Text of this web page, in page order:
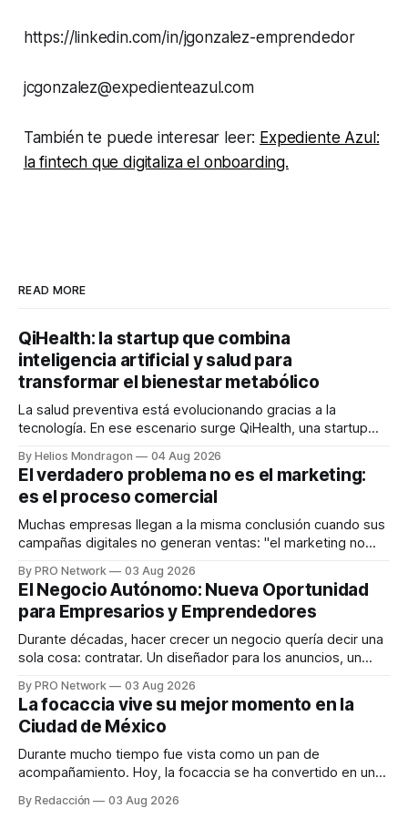
https://linkedin.com/in/jgonzalez-emprendedor
jcgonzalez@expedienteazul.com
También te puede interesar leer: Expediente Azul:
la fintech que digitaliza el onboarding.
READ MORE
QiHealth: la startup que combina
inteligencia artificial y salud para
transformar el bienestar metabólico
La salud preventiva está evolucionando gracias a la
tecnología. En ese escenario surge QiHealth, una startup
dispositivos inteligentes, inteligencia artificial y monitoreo
en tiempo real para ayudar a las personas a tomar mejores
decisiones sobre su salud metabólica. Su propuesta busca
responder
By Helios Mondragon 04 Aug 2026
El verdadero problema no es el marketing:
es el proceso comercial
Muchas empresas llegan a la misma conclusión cuando sus
campañas digitales no generan ventas: "el marketing no
INTERIUS, el problema suele estar en otro lugar. Durante
una entrevista para el podcast SER PRO, el especialista en
marketing digital explicó que
By PRO Network 03 Aug 2026
El Negocio Autónomo: Nueva Oportunidad
para Empresarios y Emprendedores
Durante décadas, hacer crecer un negocio quería decir una
sola cosa: contratar. Un diseñador para los anuncios, un
para los textos, alguien que supiera de publicidad digital
para encontrar prospectos, un vendedor para atender
llamadas y mensajes, y —con suerte— una persona
By PRO Network 03 Aug 2026
La focaccia vive su mejor momento en la
Ciudad de México
Durante mucho tiempo fue vista como un pan de
acompañamiento. Hoy, la focaccia se ha convertido en uno
artesanal, ingredientes de calidad y experiencias que
By Redacción 03 Aug 2026